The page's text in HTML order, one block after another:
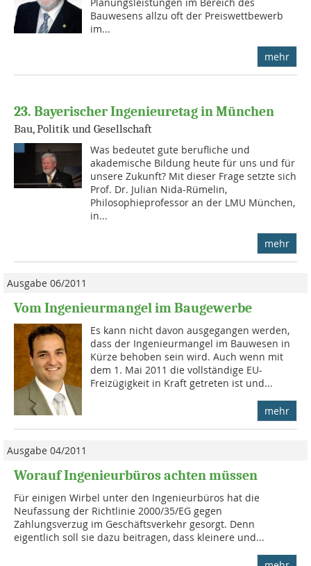
Bauwesens allzu oft der Preiswettbewerb
im...
mehr
23. Bayerischer Ingenieuretag in München
Bau, Politik und Gesellschaft
Was bedeutet gute berufliche und
akademische Bildung heute für uns und für
unsere Zukunft? Mit dieser Frage setzte sich
Prof. Dr. Julian Nida-Rümelin,
Philosophieprofessor an der LMU München,
in...
mehr
Ausgabe 06/2011
Vom Ingenieurmangel im Baugewerbe
Es kann nicht davon ausgegangen werden,
dass der Ingenieurmangel im Bauwesen in
Kürze behoben sein wird. Auch wenn mit
dem 1. Mai 2011 die vollständige EU-
Freizügigkeit in Kraft getreten ist und...
mehr
Ausgabe 04/2011
Worauf Ingenieurbüros achten müssen
Für einigen Wirbel unter den Ingenieurbüros hat die
Neufassung der Richtlinie 2000/35/EG gegen
Zahlungsverzug im Geschäftsverkehr gesorgt. Denn
eigentlich soll sie dazu beitragen, dass kleinere und...